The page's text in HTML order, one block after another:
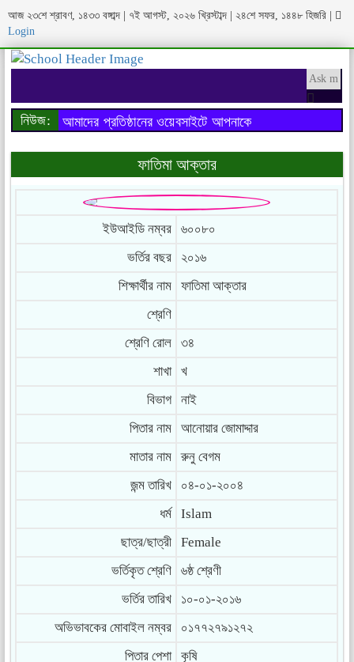
আজ ২৩শে শ্রাবণ, ১৪৩৩ বঙ্গাব্দ | ৭ই আগস্ট, ২০২৬ খ্রিস্টাব্দ | ২৪শে সফর, ১৪৪৮ হিজরি
Login
নিউজ:
আমাদের প্রতিষ্ঠানের ওয়েবসাইটে আপনাকে
ফাতিমা আক্তার
ইউআইডি নম্বর
৬০০৮০
ভর্তির বছর
২০১৬
শিক্ষার্থীর নাম
ফাতিমা আক্তার
শ্রেণি
শ্রেণি রোল
৩৪
শাখা
খ
বিভাগ
নাই
পিতার নাম
আনোয়ার জোমাদ্দার
মাতার নাম
রুনু বেগম
জন্ম তারিখ
০৪-০১-২০০৪
ধর্ম
Islam
ছাত্র/ছাত্রী
Female
ভর্তিকৃত শ্রেণি
৬ষ্ঠ শ্রেণী
ভর্তির তারিখ
১০-০১-২০১৬
অভিভাবকের মোবাইল নম্বর
০১৭৭২৭৯১২৭২
পিতার পেশা
কৃষি